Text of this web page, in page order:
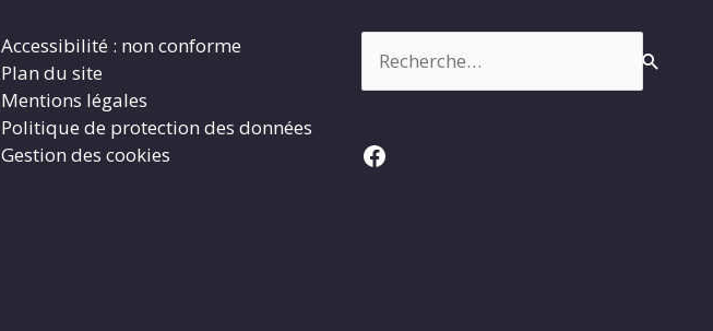
Accessibilité : non conforme
Plan du site
Mentions légales
Politique de protection des données
Gestion des cookies
Facebook